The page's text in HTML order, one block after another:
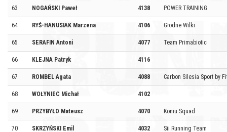
63 NOGAŃSKI Paweł 4138 POWER TRAINING
64 RYŚ-HANUSIAK Marzena 4106 Głodne Wilki
65 SERAFIN Antoni 4077 Team Primabiotic
66 KLEJNA Patryk 4116
67 ROMBEL Agata 4088 Carbon Silesia Sport by
68 WOŁYNIEC Michał 4102
69 PRZYBYŁO Mateusz 4070 Koniu Squad
70 SKRZYŃSKI Emil 4032 Sii Running Team